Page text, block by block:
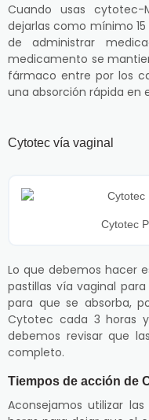
Cuando usas cytotec-
dejarlas como mínimo
de administrar
medicamento se
fármaco entre por los
una absorción rápida en
Cytotec vía vaginal
Cytotec
Lo que debemos hacer
pastillas vía vaginal
para que se absorba,
Cytotec cada 3 horas
debemos revisar que
completo.
Tiempos de acción de
Aconsejamos utilizar